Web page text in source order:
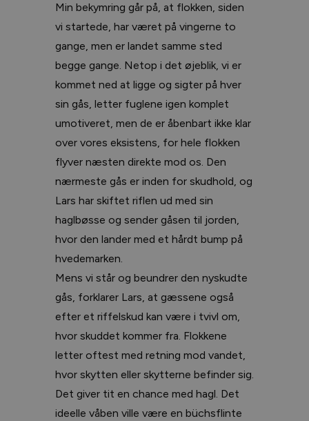
Min bekymring går på, at flokken, siden
vi startede, har været på vingerne to
gange, men er landet samme sted
begge gange. Netop i det øjeblik, vi er
kommet ned at ligge og sigter på hver
sin gås, letter fuglene igen komplet
umotiveret, men de er åbenbart ikke klar
over vores eksistens, for hele flokken
flyver næsten direkte mod os. Den
nærmeste gås er inden for skudhold, og
Lars har skiftet riflen ud med sin
haglbøsse og sender gåsen til jorden,
hvor den lander med et hårdt bump på
hvedemarken.
Mens vi står og beundrer den nyskudte
gås, forklarer Lars, at gæssene også
efter et riffelskud kan være i tvivl om,
hvor skuddet kommer fra. Flokkene
letter oftest med retning mod vandet,
hvor skytten eller skytterne befinder sig.
Det giver tit en chance med hagl. Det
ideelle våben ville være en büchsflinte